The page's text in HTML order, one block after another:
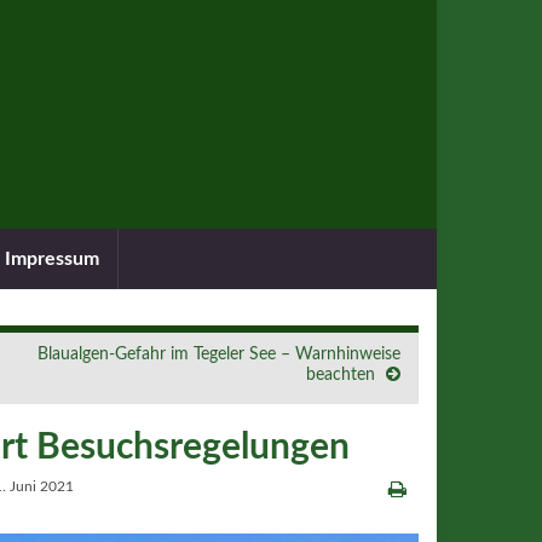
Impressum
Blaualgen-Gefahr im Tegeler See – Warnhinweise
beachten
Besuchsregelungen
Juni 2021